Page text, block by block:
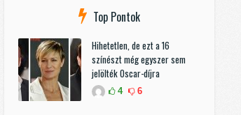
Top Pontok
Hihetetlen, de ezt a 16
színészt még egyszer sem
jelölték Oscar-díjra
4 6